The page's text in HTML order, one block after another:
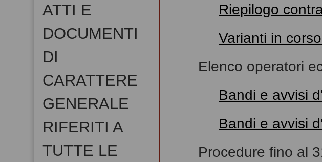
Riepilogo
Varianti in
Elenco operatori
Bandi e avvisi
Bandi e avvisi
Procedure fino al
ATTI E
DOCUMENTI
DI
CARATTERE
GENERALE
RIFERITI A
TUTTE LE